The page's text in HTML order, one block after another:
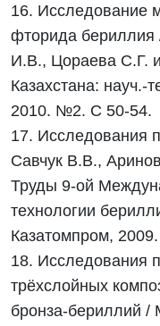
16. Исследование
фторида
И.В., Цораева С.Г.
Казахстана:
2010. №2. С 50-54.
17. Исследования
Савчук В.В.,
Труды 9-ой
технологии
Казатомпром,
18. Исследования
трёхслойных
бронза-бериллий